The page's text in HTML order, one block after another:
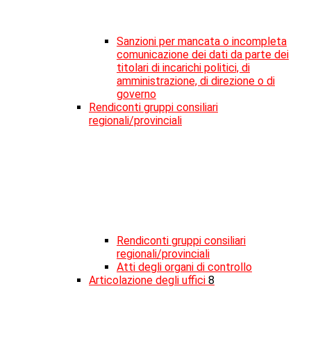
Sanzioni per mancata o incompleta
comunicazione dei dati da parte dei
titolari di incarichi politici, di
amministrazione, di direzione o di
governo
Rendiconti gruppi consiliari
regionali/provinciali
Rendiconti gruppi consiliari
regionali/provinciali
Atti degli organi di controllo
Articolazione degli uffici 8